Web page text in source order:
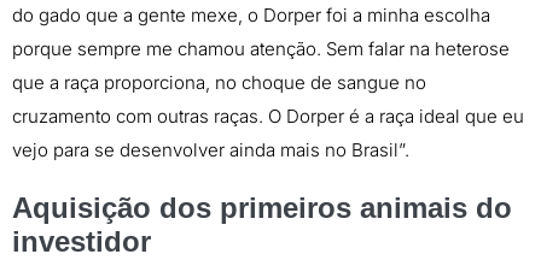
do gado que a gente mexe, o Dorper foi a minha escolha
porque sempre me chamou atenção. Sem falar na heterose
que a raça proporciona, no choque de sangue no
cruzamento com outras raças. O Dorper é a raça ideal que eu
vejo para se desenvolver ainda mais no Brasil”.
Aquisição dos primeiros animais do
investidor